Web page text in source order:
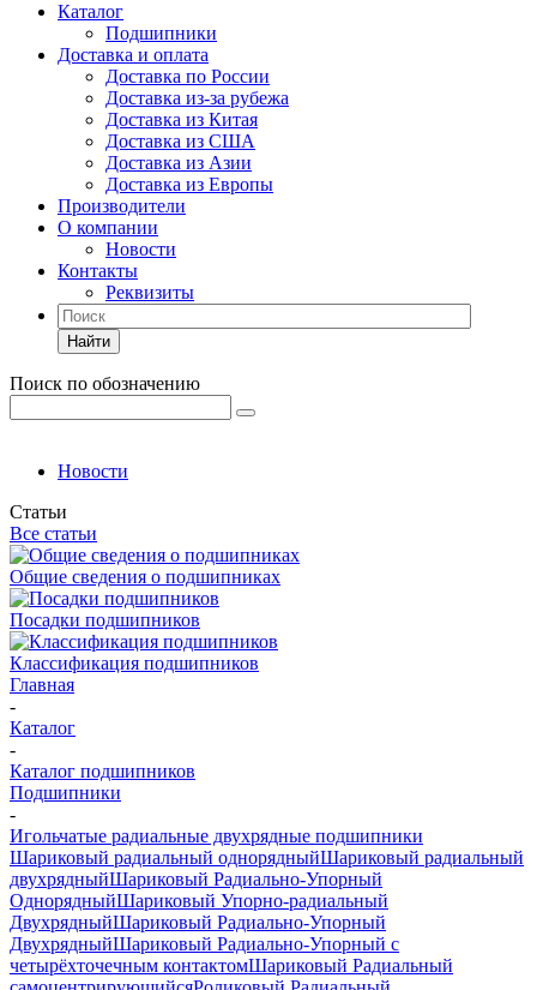
Каталог
Подшипники
Доставка и оплата
Доставка по России
Доставка из-за рубежа
Доставка из Китая
Доставка из США
Доставка из Азии
Доставка из Европы
Производители
О компании
Новости
Контакты
Реквизиты
Найти
Поиск по обозначению
Новости
Статьи
Все статьи
Общие сведения о подшипниках
Посадки подшипников
Классификация подшипников
Главная
-
Каталог
-
Каталог подшипников
Подшипники
-
Игольчатые радиальные двухрядные подшипники
Шариковый радиальный однорядныйШариковый радиальный
двухрядныйШариковый Радиально-Упорный
ОднорядныйШариковый Упорно-радиальный
ДвухрядныйШариковый Радиально-Упорный
ДвухрядныйШариковый Радиально-Упорный с
четырёхточечным контактомШариковый Радиальный